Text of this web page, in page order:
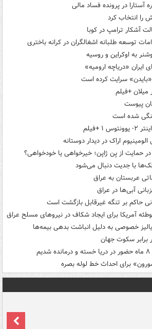
در پرونده فساد مالی
را انتخاب کرد
آشکار ترامپ در کوبا
توسعه طلبانه اشغالگران در کرانه باختری
به اوکراین و روسیه
ایران «دریاچه ارومیه»
سرایت کرده است
میلان +فیلم
پیوست
شده است
+فیلم
اراک در دیدار دوستانه
حمایت از یِن ژاپن؛ خیرخواهی یا خودخواهی؟
با جدیت دنبال می‌شود
عربستان به عراق
حاکم بر تنگه غیرقابل بازگشت است
آمریکا برای ایجاد شکاف در نیروهای مسلح عراق
خصوصی به دلیل انباشت بدهی بیمه‌ها
برابر سکوت جهان
برای احداث خط لوله بصره